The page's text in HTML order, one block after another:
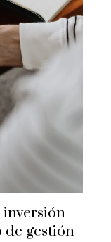
inversión
de gestión